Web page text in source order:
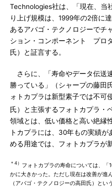
Technologies社は、「現在、当
り上げ規模は、1999年の2倍に
あるアバゴ・テクノロジーで
ション・コンポーネント プロ
氏）と証言する。
さらに、「寿命やデータ伝送
勝っている」（シャープの藤田
ォトカプラは新型素子では不可
氏）と主張するフォトカプラ・
領域とは、低い価格と高い絶縁
トカプラには、30年もの実績
める用途では、フォトカプラが
＊4） フォトカプラの寿命については、
かに大きかった。ただし現在は改善が進
（アバゴ・テクノロジーの高田氏）とい